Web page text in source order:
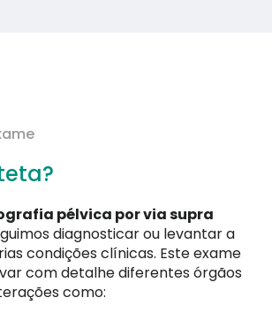
pélvica por via supra
diagnosticar ou levantar a
condições clínicas. Este exame
com detalhe diferentes órgãos
como: